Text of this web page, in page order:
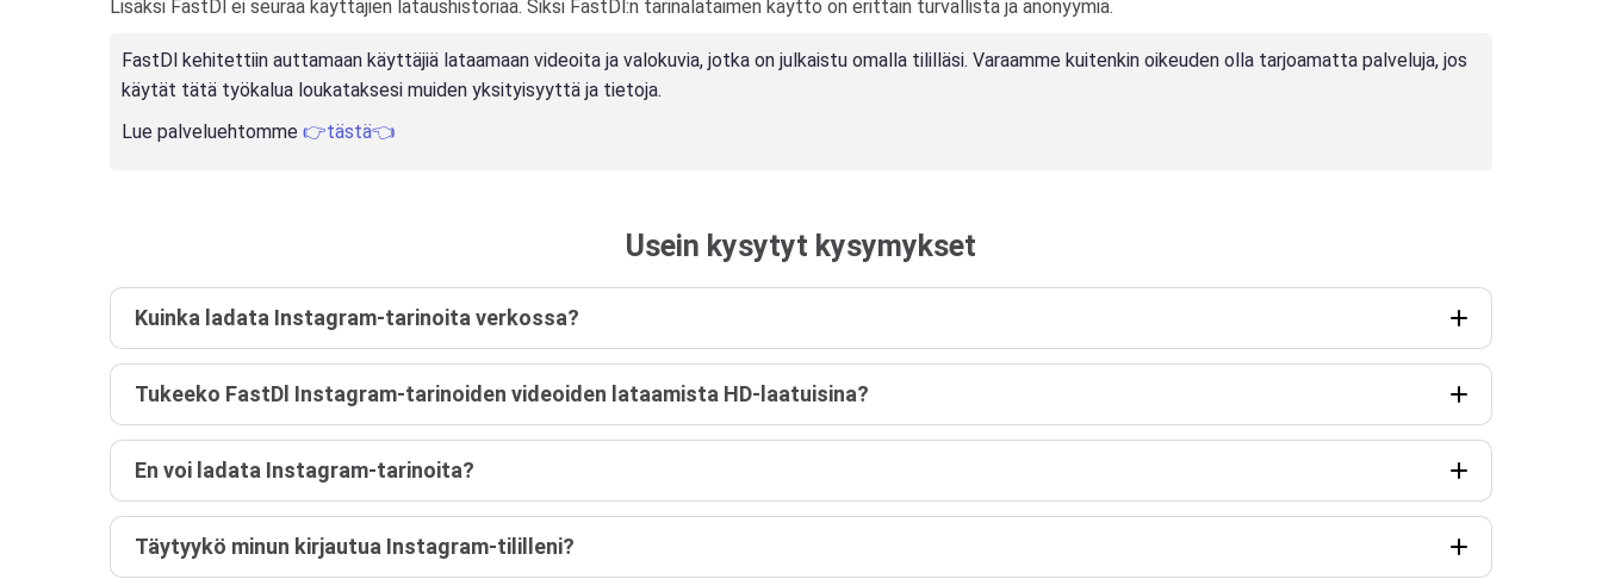
Lisäksi FastDl ei seuraa käyttäjien lataushistoriaa. Siksi FastDl:n tarinalataimen käyttö on erittäin turvallista ja anonyymiä.
FastDl kehitettiin auttamaan käyttäjiä lataamaan videoita ja valokuvia, jotka on julkaistu omalla tililläsi. Varaamme kuitenkin oikeuden olla tarjoamatta palveluja, jos
käytät tätä työkalua loukataksesi muiden yksityisyyttä ja tietoja.
Lue palveluehtomme 👉tästä👈
Usein kysytyt kysymykset
Kuinka ladata Instagram-tarinoita verkossa?
Tukeeko FastDl Instagram-tarinoiden videoiden lataamista HD-laatuisina?
En voi ladata Instagram-tarinoita?
Täytyykö minun kirjautua Instagram-tililleni?